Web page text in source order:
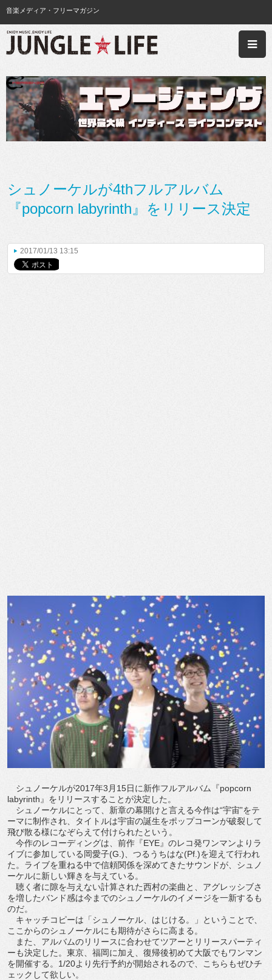
音楽メディア・フリーマガジン
シュノーケルが4thフルアルバム
『popcorn labyrinth』をリリース決定
2017/01/13 13:15
シュノーケルが2017年3月15日に新作フルアルバム『popcorn
labyrinth』をリリースすることが決定した。
シュノーケルにとって、新章の幕開けと言える今作は“宇宙”をテ
ーマに制作され、タイトルは宇宙の誕生をポップコーンが破裂して
飛び散る様になぞらえて付けられたという。
今作のレコーディングは、前作『EYE』のレコ発ワンマンよりラ
イブに参加している岡愛子(G.)、つるうちはな(Pf.)を迎えて行われ
た。ライブを重ねる中で信頼関係を深めてきたサウンドが、シュノ
ーケルに新しい輝きを与えている。
聴く者に隙を与えない計算された西村の楽曲と、アグレッシブさ
を増したバンド感は今までのシュノーケルのイメージを一新するも
のだ。
キャッチコピーは「シュノーケル、はじける。」ということで、
ここからのシュノーケルにも期待がさらに高まる。
また、アルバムのリリースに合わせてツアーとリリースパーティ
ーも決定した。東京、福岡に加え、復帰後初めて大阪でもワンマン
を開催する。1/20より先行予約が開始されるので、こちらもぜひチ
ェックして欲しい。